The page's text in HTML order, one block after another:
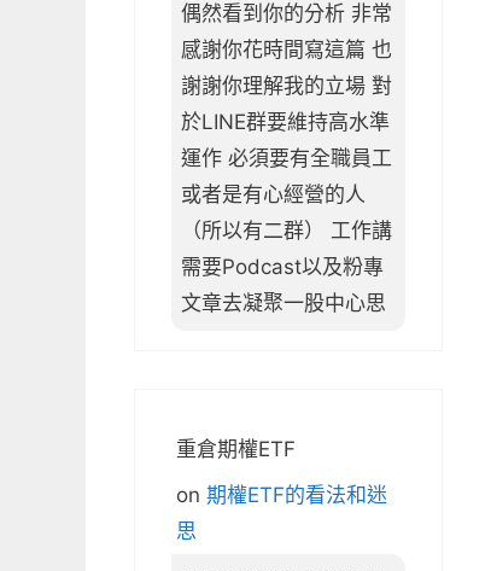
偶然看到你的分析 非常
感謝你花時間寫這篇 也
謝謝你理解我的立場 對
於LINE群要維持高水準
運作 必須要有全職員工
或者是有心經營的人
（所以有二群） 工作講
需要Podcast以及粉專
文章去凝聚一股中心思
重倉期權ETF
on 期權ETF的看法和迷
思